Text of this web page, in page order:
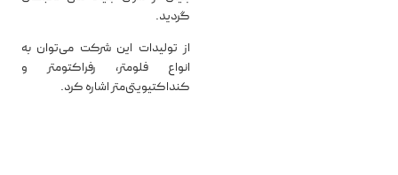
گردید.
از تولیدات این شرکت می‌توان به
انواع فلومتر، رفراکتومتر و
کنداکتیویتی‌متر اشاره کرد.